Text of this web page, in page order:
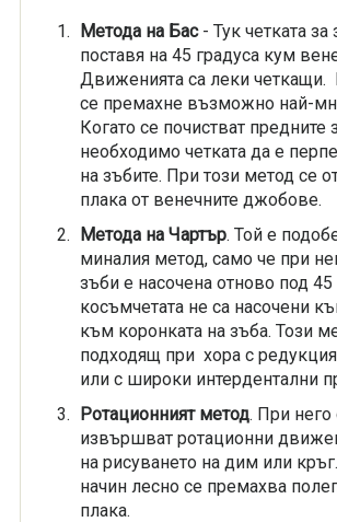
Метода на Бас- Тук четката за
поставя на 45 градуса кум
Движенията са леки четкащи.
се премахне възможно най-
Когато се почистват предните
необходимо четката да е
на зъбите. При този метод се
плака от венечните джобове.
Метода на Чартър. Той е
миналия метод, само че при
зъби е насочена отново под 45
косъмчетата не са насочени
към коронката на зъба. Този
подходящ при хора с
или с широки интердентални
Ротационният метод. При него
извършват ротационни
на рисуването на дим или
начин лесно се премахва
плака.